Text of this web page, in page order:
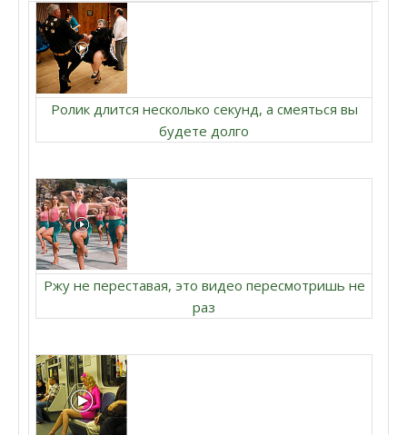
Ролик длится несколько секунд, а смеяться вы
будете долго
Ржу не переставая, это видео пересмотришь не
раз